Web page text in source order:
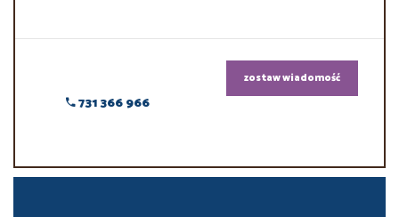
731 366 966
zostaw wiadomość